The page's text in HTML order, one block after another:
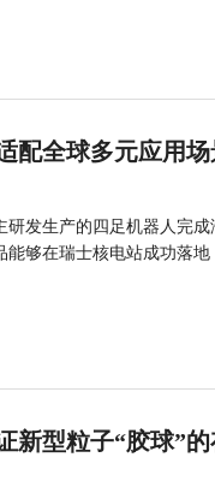
配全球多元应用场
研发生产的四足机器人完
能够在瑞士核电站成功落
新型粒子“胶球”